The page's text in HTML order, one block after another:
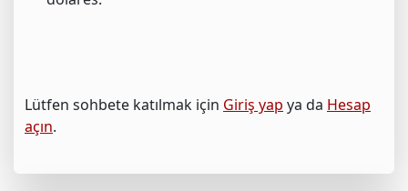
Lütfen sohbete katılmak için Giriş yap ya da Hesap
açın.